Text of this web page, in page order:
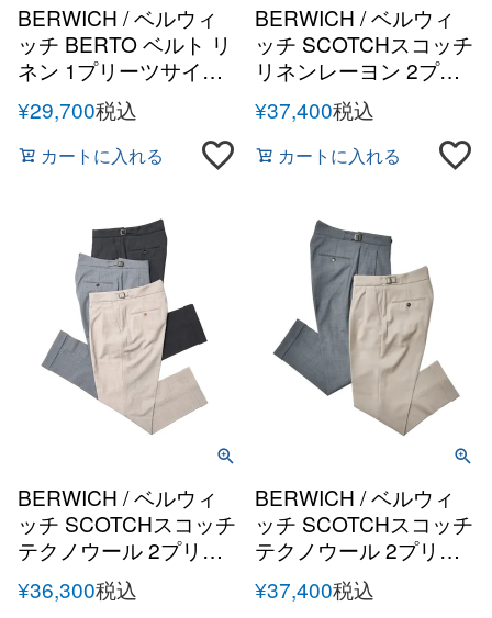
BERWICH / ベルウィ
ッチ BERTO ベルト リ
ネン 1プリーツサイド
アジャスターバックシ
ャーリングショートパ
ンツ
¥29,700税込
カートに入れる
BERWICH / ベルウィ
ッチ SCOTCHスコッチ
リネンレーヨン 2プリ
ーツサイドアジャスタ
ーテーパードパンツ
¥37,400税込
カートに入れる
BERWICH / ベルウィ
ッチ SCOTCHスコッチ
テクノウール 2プリー
ツサイドアジャスター
テーパードパンツ
¥36,300税込
BERWICH / ベルウィ
ッチ SCOTCHスコッチ
テクノウール 2プリー
ツサイドアジャスター
テーパードパンツ
¥37,400税込